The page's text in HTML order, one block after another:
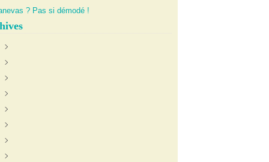
? Pas si démodé !